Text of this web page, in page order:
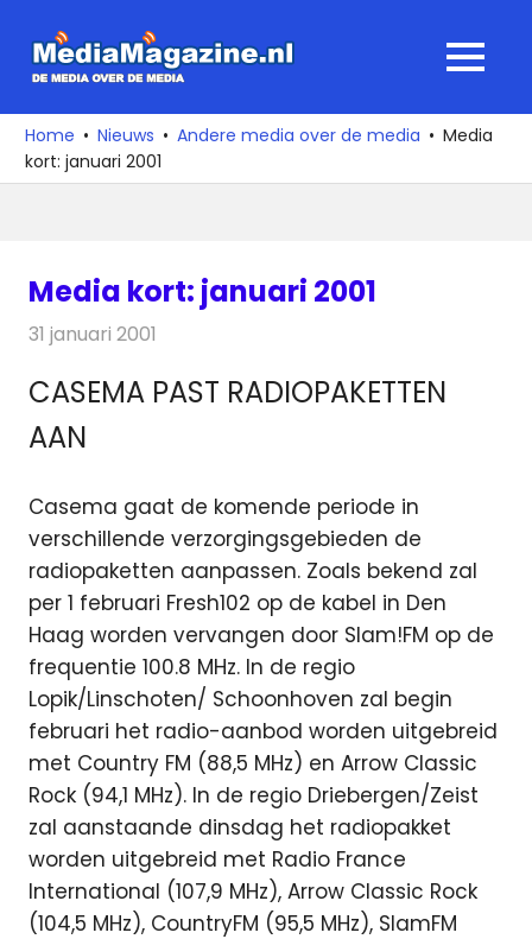
naar
media
over
de
MENU
Home Nieuws Andere media over de media
Media
kort: januari 2001
Media kort: januari 2001
31 januari 2001
CASEMA PAST RADIOPAKETTEN
AAN
Casema gaat de komende periode in
verschillende verzorgingsgebieden de
radiopaketten aanpassen. Zoals bekend zal
per 1 februari Fresh102 op de kabel in Den
Haag worden vervangen door Slam!FM op de
frequentie 100.8 MHz. In de regio
Lopik/Linschoten/ Schoonhoven zal begin
februari het radio-aanbod worden uitgebreid
met Country FM (88,5 MHz) en Arrow Classic
Rock (94,1 MHz). In de regio Driebergen/Zeist
zal aanstaande dinsdag het radiopakket
worden uitgebreid met Radio France
International (107,9 MHz), Arrow Classic Rock
(104,5 MHz), CountryFM (95,5 MHz), SlamFM